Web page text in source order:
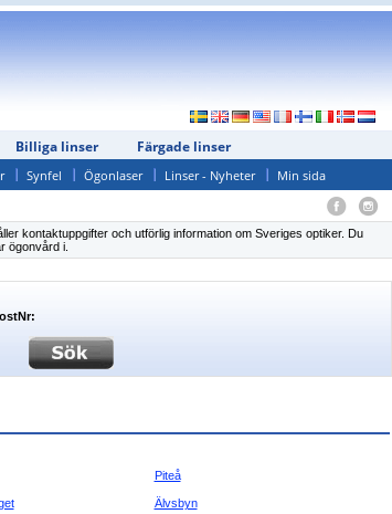
Billiga linser Färgade linser
Synfel Ögonlaser Linser - Nyheter Min sida
kontaktuppgifter och utförlig information om Sveriges optiker. Du
ögonvård i.
Piteå
Älvsbyn